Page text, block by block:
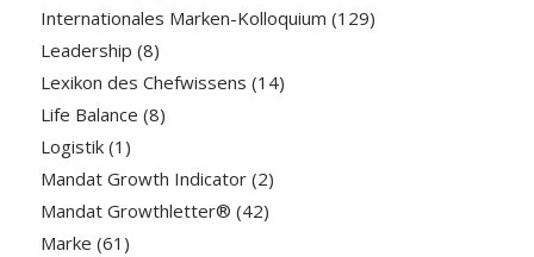
Internationales Marken-Kolloquium (129)
Leadership (8)
Lexikon des Chefwissens (14)
Life Balance (8)
Logistik(1)
Mandat Growth Indicator(2)
Mandat Growthletter® (42)
Marke (61)